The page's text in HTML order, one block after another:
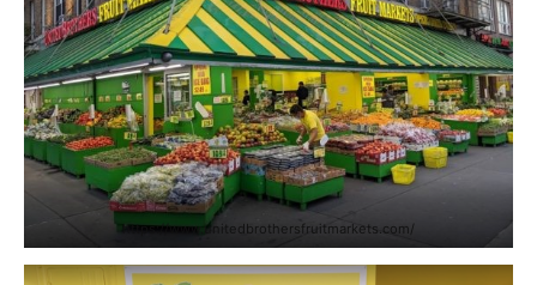
https://www.unitedbrothersfruitmarkets.com/